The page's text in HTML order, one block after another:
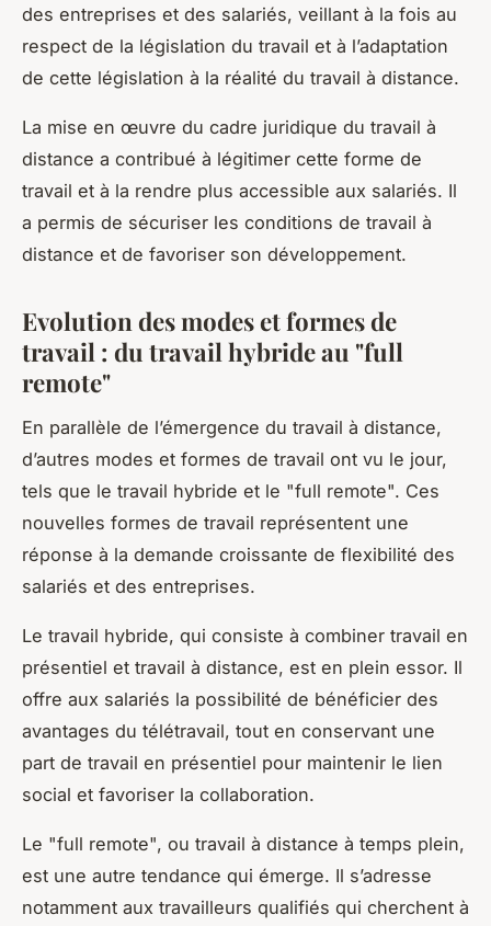
des entreprises et des salariés, veillant à la fois au
respect de la législation du travail et à l’adaptation
de cette législation à la réalité du travail à distance.
La mise en œuvre du cadre juridique du travail à
distance a contribué à légitimer cette forme de
travail et à la rendre plus accessible aux salariés. Il
a permis de sécuriser les conditions de travail à
distance et de favoriser son développement.
Evolution des modes et formes de
travail : du travail hybride au "full
remote"
En parallèle de l’émergence du travail à distance,
d’autres modes et formes de travail ont vu le jour,
tels que le travail hybride et le "full remote". Ces
nouvelles formes de travail représentent une
réponse à la demande croissante de flexibilité des
salariés et des entreprises.
Le travail hybride, qui consiste à combiner travail en
présentiel et travail à distance, est en plein essor. Il
offre aux salariés la possibilité de bénéficier des
avantages du télétravail, tout en conservant une
part de travail en présentiel pour maintenir le lien
social et favoriser la collaboration.
Le "full remote", ou travail à distance à temps plein,
est une autre tendance qui émerge. Il s’adresse
notamment aux travailleurs qualifiés qui cherchent à